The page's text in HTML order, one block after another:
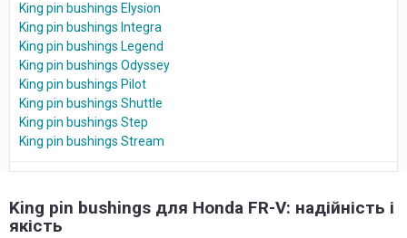
King pin bushings Elysion
King pin bushings Integra
King pin bushings Legend
King pin bushings Odyssey
King pin bushings Pilot
King pin bushings Shuttle
King pin bushings Step
King pin bushings Stream
King pin bushings для Honda FR-V: надійність і
якість